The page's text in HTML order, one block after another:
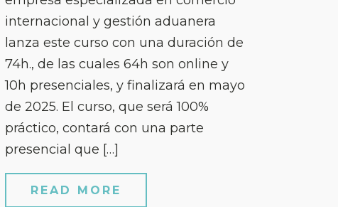
internacional y gestión aduanera
lanza este curso con una duración de
74h., de las cuales 64h son online y
10h presenciales, y finalizará en mayo
de 2025. El curso, que será 100%
práctico, contará con una parte
presencial que […]
READ MORE